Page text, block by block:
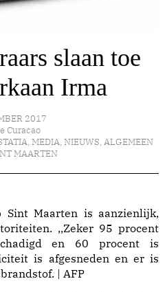
slaan toe
Irma
2017
Curacao
, MEDIA, NIEUWS, ALGEMEEN
MAARTEN
Sint Maarten is aanzienlijk,
,,Zeker 95 procent
en 60 procent is
is afgesneden en er is
| AFP